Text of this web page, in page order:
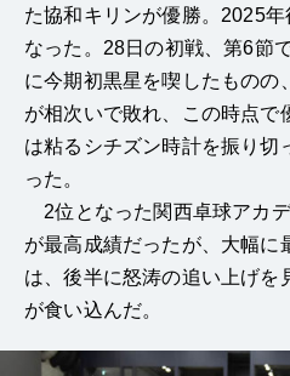
た協和キリンが優勝。2025
なった。28日の初戦、第6節
に今期初黒星を喫したものの
が相次いで敗れ、この時点で
は粘るシチズン時計を振り切
った。
2位となった関西卓球アカ
が最高成績だったが、大幅に
は、後半に怒涛の追い上げを
が食い込んだ。